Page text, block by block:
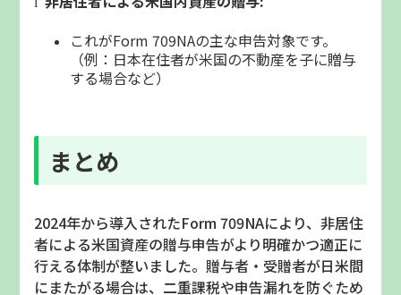
これがForm 709NAの主な申告対象です。
（例：日本在住者が米国の不動産を子に贈与
する場合など）
まとめ
2024年から導入されたForm 709NAにより、非居住
者による米国資産の贈与申告がより明確かつ適正に
行える体制が整いました。贈与者・受贈者が日米間
にまたがる場合は、二重課税や申告漏れを防ぐため